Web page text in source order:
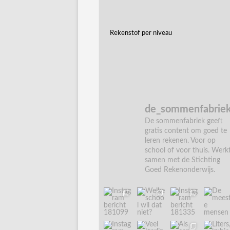
Rekenstof per niveau
De sommenfabriek geeft
gratis content om goed te
leren rekenen. Voor op
school of voor thuis.
samen met de Stichting
Goed Rekenonderwijs.